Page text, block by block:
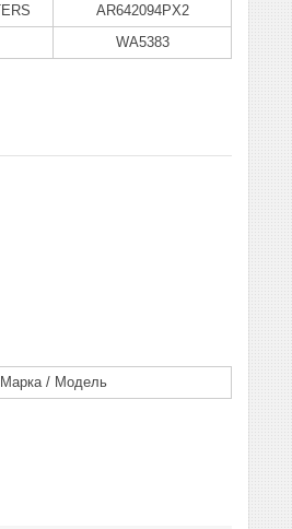
AR642094PX2
WA5383
Марка / Модель